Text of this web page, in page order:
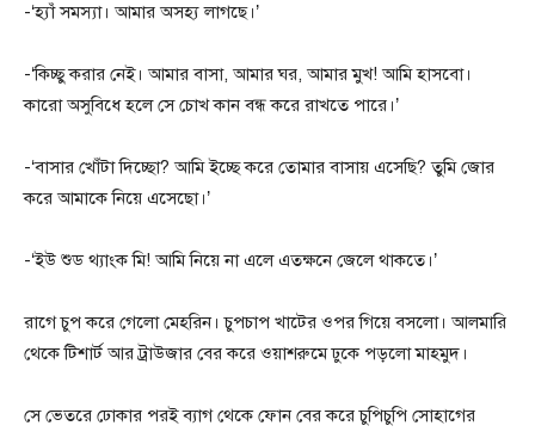
-‘হ্যাঁ সমস্যা। আমার অসহ্য লাগছে।’
-‘কিচ্ছু করার নেই। আমার বাসা, আমার ঘর, আমার মুখ! আমি হাসবো।
কারো অসুবিধে হলে সে চোখ কান বন্ধ করে রাখতে পারে।’
-‘বাসার খোঁটা দিচ্ছো? আমি ইচ্ছে করে তোমার বাসায় এসেছি? তুমি জোর
করে আমাকে নিয়ে এসেছো।’
-‘ইউ শুড থ্যাংক মি! আমি নিয়ে না এলে এতক্ষনে জেলে থাকতে।’
রাগে চুপ করে গেলো মেহরিন। চুপচাপ খাটের ওপর গিয়ে বসলো। আলমারি
থেকে টিশার্ট আর ট্রাউজার বের করে ওয়াশরুমে ঢুকে পড়লো মাহমুদ।
সে ভেতরে ঢোকার পরই ব্যাগ থেকে ফোন বের করে চুপিচুপি সোহাগের